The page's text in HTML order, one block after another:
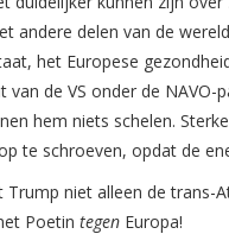
andere delen van de
het Europese
van de VS onder de
hem niets schelen.
te schroeven, opdat de
Trump niet alleen de trans-
Poetin tegen Europa!